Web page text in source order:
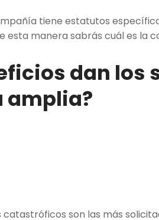
tiene estatutos
esta manera sabrás cuál es la
dan los
amplia?
catastróficos son las más